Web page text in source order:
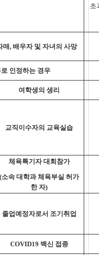
초
매, 배우자 및 자녀의 사망
인정하는 경우
여학생의 생리
교직이수자의 교육실습
체육특기자 대회참가
(소속 대학과 체육부실 허가
한 자)
졸업예정자로서 조기취업
COVID19 백신 접종